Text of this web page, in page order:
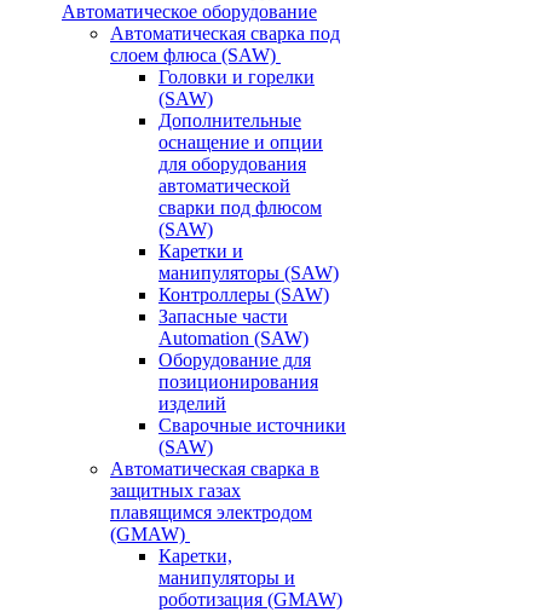
Автоматическое оборудование
Автоматическая сварка под
слоем флюса (SAW)
Головки и горелки
(SAW)
Дополнительные
оснащение и опции
для оборудования
автоматической
сварки под флюсом
(SAW)
Каретки и
манипуляторы (SAW)
Контроллеры (SAW)
Запасные части
Automation (SAW)
Оборудование для
позиционирования
изделий
Сварочные источники
(SAW)
Автоматическая сварка в
защитных газах
плавящимся электродом
(GMAW)
Каретки,
манипуляторы и
роботизация (GMAW)